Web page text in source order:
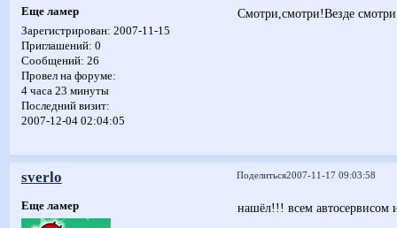
Еще ламер
Зарегистрирован: 2007-11-15
Приглашений: 0
Сообщений: 26
Провел на форуме:
4 часа 23 минуты
Последний визит:
2007-12-04 02:04:05
Смотри,смотри!Везде
Поделиться2007-11-17 09:03:58
sverlo
Еще ламер нашёл!!! всем автосервисом